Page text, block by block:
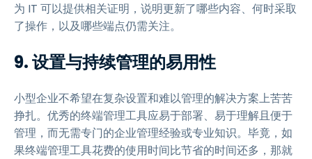
为 IT 可以提供相关证明，说明更新了哪些内容、何时采取
了操作，以及哪些端点仍需关注。
9. 设置与持续管理的易用性
小型企业不希望在复杂设置和难以管理的解决方案上苦苦
挣扎。优秀的终端管理工具应易于部署、易于理解且便于
管理，而无需专门的企业管理经验或专业知识。毕竟，如
果终端管理工具花费的使用时间比节省的时间还多，那就